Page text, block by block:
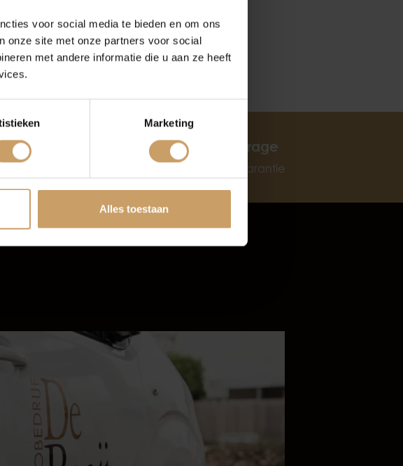
voor social media te bieden en om ons
onze site met onze partners voor social
met andere informatie die u aan ze heeft
Marketing
Alles toestaan
jaar BOVAG garage
6 maanden garantie